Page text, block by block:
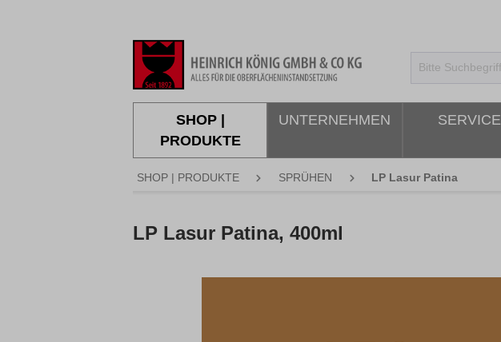
SHOP |
PRODUKTE
UNTERNEHMEN SERVICE
SHOP | PRODUKTE SPRÜHEN LP Lasur Patina
LP Lasur Patina, 400ml